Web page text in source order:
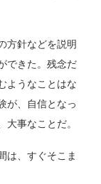
方針などを説明
できた。残念だ
ようなことはな
が、自信となっ
事なことだ。
は、すぐそこま